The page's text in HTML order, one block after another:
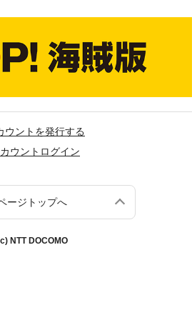
ウントを発行する
ウントログイン
ージトップへ
NTT DOCOMO